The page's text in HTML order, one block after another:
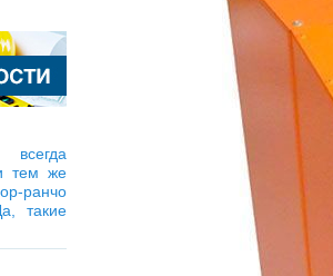
тем же
ранчо
такие